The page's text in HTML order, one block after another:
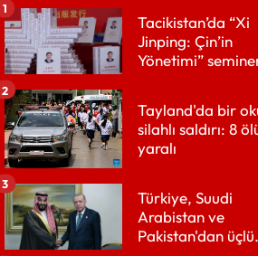
Tacikistan’da “Xi
Jinping: Çin’in
Yönetimi”
1
Tayland'da bir
silahlı saldırı: 8
yaralı
2
Türkiye, Suudi
Arabistan ve
Pakistan'dan üçlü
3